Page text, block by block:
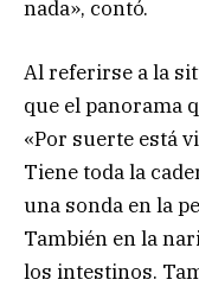
nada», contó.
Al referirse a la
que el panorama
«Por suerte está
Tiene toda la
una sonda en la
También en la
los intestinos.